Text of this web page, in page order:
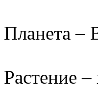
Планета –
Растение